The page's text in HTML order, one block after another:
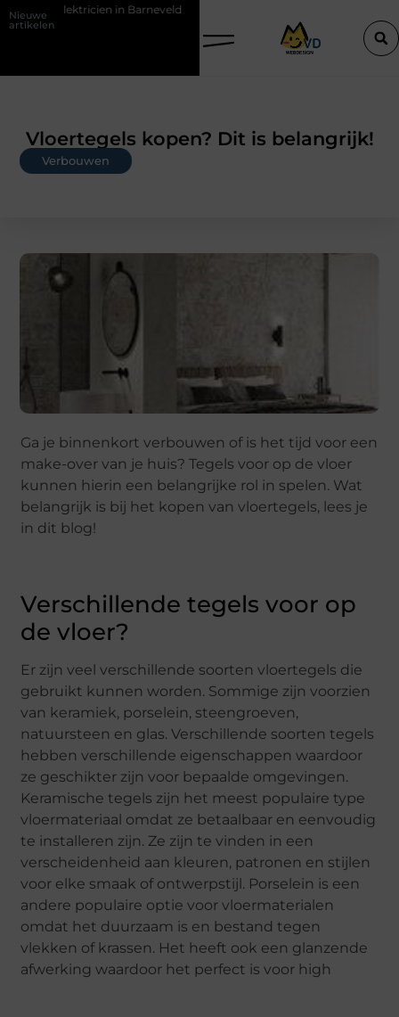
Nieuwe
artikelen
in Barneveld De Perfecte Gids voor Vloerbedekking in
Vloertegels kopen? Dit is belangrijk!
Verbouwen
Ga je binnenkort verbouwen of is het tijd voor een
make-over van je huis? Tegels voor op de vloer
kunnen hierin een belangrijke rol in spelen. Wat
belangrijk is bij het kopen van vloertegels, lees je
in dit blog!
Verschillende tegels voor op
de vloer?
Er zijn veel verschillende soorten vloertegels die
gebruikt kunnen worden. Sommige zijn voorzien
van keramiek, porselein, steengroeven,
natuursteen en glas. Verschillende soorten tegels
hebben verschillende eigenschappen waardoor
ze geschikter zijn voor bepaalde omgevingen.
Keramische tegels zijn het meest populaire type
vloermateriaal omdat ze betaalbaar en eenvoudig
te installeren zijn. Ze zijn te vinden in een
verscheidenheid aan kleuren, patronen en stijlen
voor elke smaak of ontwerpstijl. Porselein is een
andere populaire optie voor vloermaterialen
omdat het duurzaam is en bestand tegen
vlekken of krassen. Het heeft ook een glanzende
afwerking waardoor het perfect is voor high